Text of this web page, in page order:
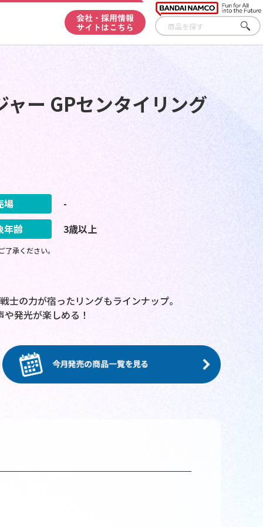
会社・採用情報
サイトはこちら
さが
す
ー GPセンタイリング
場
-
年齢
3歳以上
承ください。
の力が宿ったリングもラインナップ。
発光が楽しめる！